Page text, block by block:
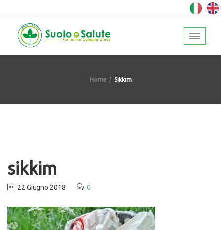
Home Sikkim
sikkim
22 Giugno 2018 0